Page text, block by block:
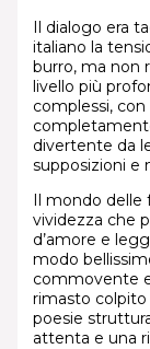
Il dialogo era
italiano la
burro, ma non
livello più
complessi,
divertente da
supposizioni e
Il mondo delle
vividezza che
d’amore e
modo
commovente
rimasto colpito
poesie
attenta e una